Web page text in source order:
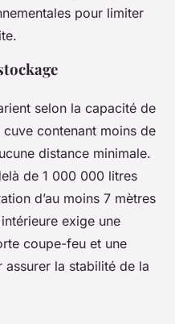
pour limiter
selon la capacité de
contenant moins de
distance minimale.
de 1 000 000 litres
d’au moins 7 mètres
exige une
coupe-feu et une
la stabilité de la